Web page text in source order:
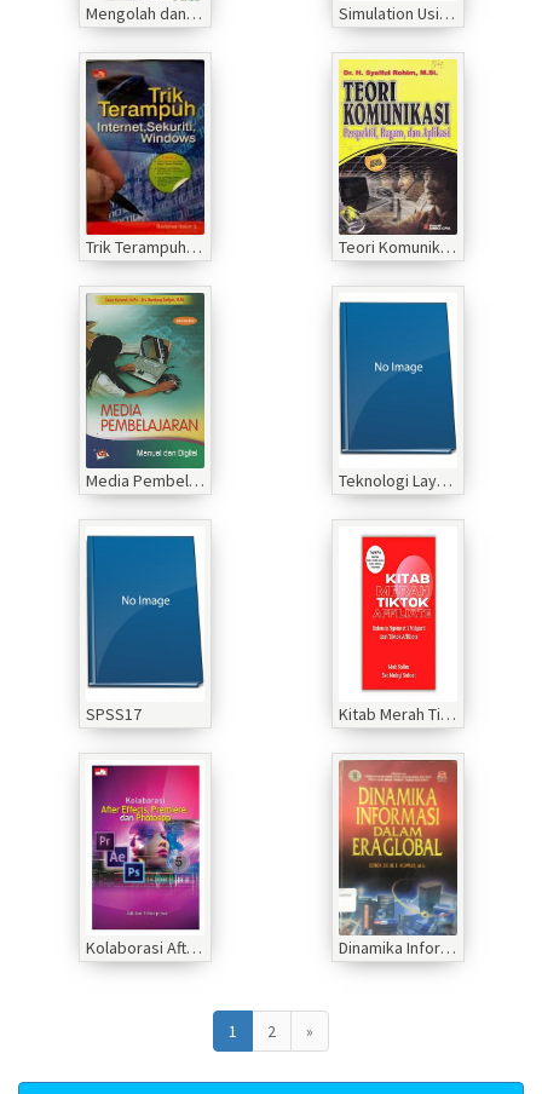
Mengolah dan membuat interpretasi hasil olahan SPSS untuk penelitian ilmiah Simulation Using Promodel
Trik Terampuh Internet, Sekuriti, Windows Teori Komunikasi Perspektif Ragam dan Aplikasi
Media Pembelajaran Manual dan Digital Teknologi Layanan Jaringan kelas 12
SPSS17 Kitab Merah Tiktok Affiliate
Kolaborasi After Effects, Premiere, dan Photosop Dinamika Informasi dalam Eraglobal
1 2 »